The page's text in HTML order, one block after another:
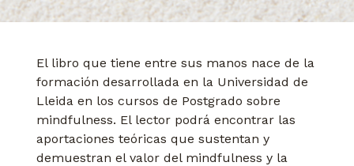
El libro que tiene entre sus manos nace de la
formación desarrollada en la Universidad de
Lleida en los cursos de Postgrado sobre
mindfulness. El lector podrá encontrar las
aportaciones teóricas que sustentan y
demuestran el valor del mindfulness y la